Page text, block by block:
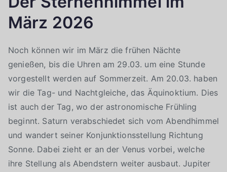
März 2026
Noch können wir im März die frühen Nächte
genießen, bis die Uhren am 29.03. um eine Stunde
vorgestellt werden auf Sommerzeit. Am 20.03. haben
wir die Tag- und Nachtgleiche, das Äquinoktium. Dies
ist auch der Tag, wo der astronomische Frühling
beginnt. Saturn verabschiedet sich vom Abendhimmel
und wandert seiner Konjunktionsstellung Richtung
Sonne. Dabei zieht er an der Venus vorbei, welche
ihre Stellung als Abendstern weiter ausbaut. Jupiter